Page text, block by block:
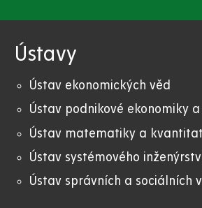
Ústavy
Ústav ekonomických věd
Ústav podnikové ekonomiky
Ústav matematiky a
Ústav systémového
Ústav správních a sociálních